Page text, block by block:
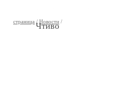
страница / Новости /
Чтиво